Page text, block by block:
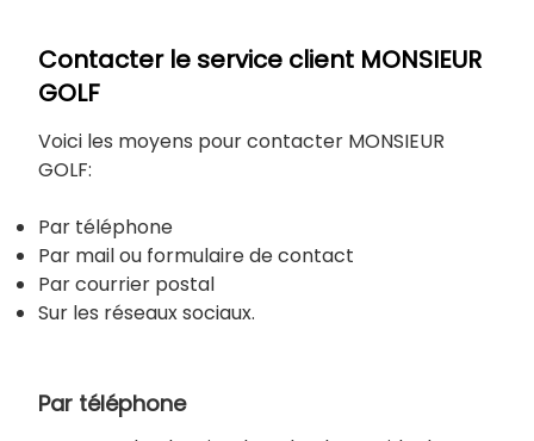
Contacter le service client MONSIEUR
GOLF
Voici les moyens pour contacter MONSIEUR
GOLF:
Par téléphone
Par mail ou formulaire de contact
Par courrier postal
Sur les réseaux sociaux.
Par téléphone